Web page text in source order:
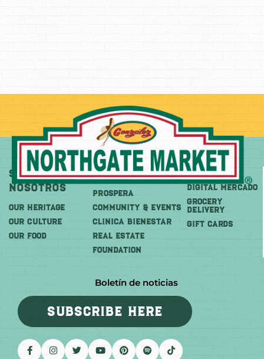
Sobre
Nosotros
OUR HERITAGE
OUR CULTURE
OUR FOOD
Más
PROSPERA
COMMUNITY & EVENTS
CLINICA BIENESTAR
REAL ESTATE
FOUNDATION
Comprar
DIGITAL MERCADO
Grocery
Delivery
GIFT CARDS
Boletín de noticias
SUBSCRIBE HERE